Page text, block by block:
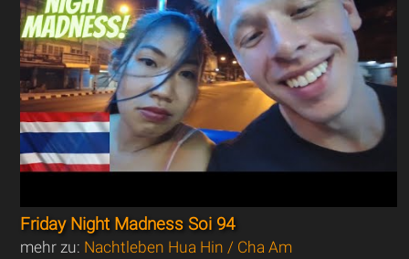
Friday Night Madness Soi 94
mehr zu: Nachtleben Hua Hin / Cha Am